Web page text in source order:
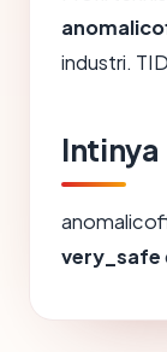
industri.
Intinya
very_safe